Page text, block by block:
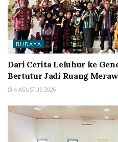
BUDAYA
Dari Cerita Leluhur ke
Bertutur Jadi Ruang
4 AGUSTUS 2026